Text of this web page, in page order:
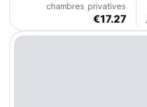
chambres privatives
€17.27